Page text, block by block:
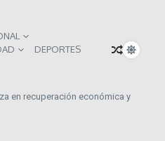
DEPORTES
en recuperación económica y